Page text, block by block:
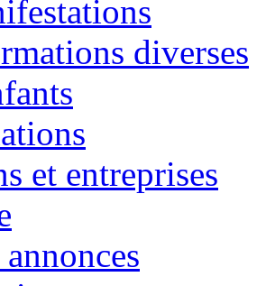
diverses
et entreprises